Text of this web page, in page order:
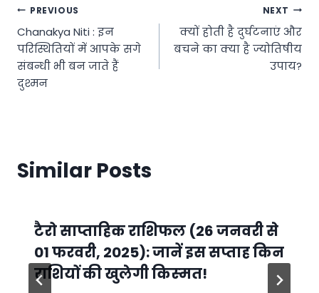
Post
navigation
PREVIOUS
Chanakya Niti : इन
परिस्थितियों में आपके सगे
संबन्धी भी बन जाते हैं
दुश्मन
NEXT
क्यों होती है दुर्घटनाएं और
बचने का क्या है ज्योतिषीय
उपाय?
Similar Posts
टैरो साप्ताहिक राशिफल (26 जनवरी से
01 फरवरी, 2025): जानें इस सप्ताह किन
राशियों की खुलेगी किस्‍मत!